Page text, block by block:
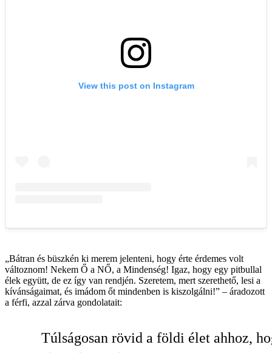
„Bátran és büszkén ki merem jelenteni, hogy érte érdemes volt
változnom! Nekem Ő a NŐ, a Mindenség! Igaz, hogy egy pitbullal
élek együtt, de ez így van rendjén. Szeretem, mert szerethető, lesi a
kívánságaimat, és imádom őt mindenben is kiszolgálni!” – áradozott
a férfi, azzal zárva gondolatait:
Túlságosan rövid a földi élet ahhoz,